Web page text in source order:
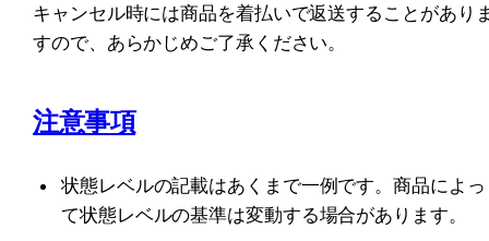
キャンセル時には商品を着払いで返送することがあり
すので、あらかじめご了承ください。
注意事項
状態レベルの記載はあくまで一例です。商品によっ
て状態レベルの基準は変動する場合があります。